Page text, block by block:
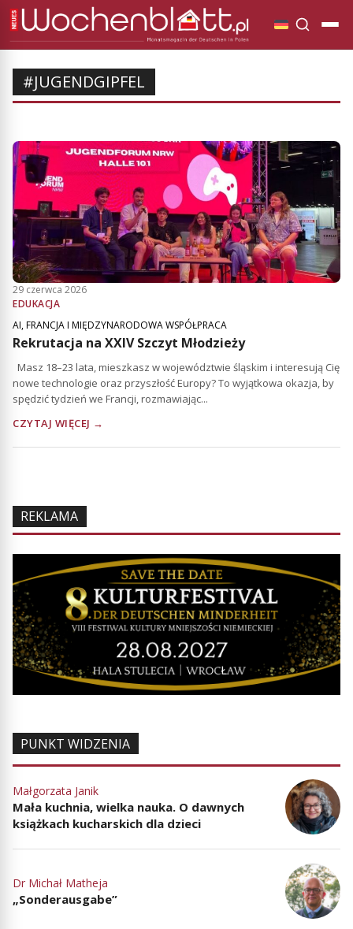
#JUGENDGIPFEL
29 czerwca 2026
EDUKACJA
AI, FRANCJA I MIĘDZYNARODOWA WSPÓŁPRACA
Rekrutacja na XXIV Szczyt Młodzieży
Masz 18–23 lata, mieszkasz w województwie śląskim i interesują Cię
nowe technologie oraz przyszłość Europy? To wyjątkowa okazja, by
spędzić tydzień we Francji, rozmawiając...
CZYTAJ WIĘCEJ →
REKLAMA
PUNKT WIDZENIA
Małgorzata Janik
Mała kuchnia, wielka nauka. O dawnych
książkach kucharskich dla dzieci
Dr Michał Matheja
„Sonderausgabe”